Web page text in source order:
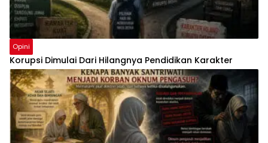
Opini
Korupsi Dimulai Dari Hilangnya Pendidikan Karakter